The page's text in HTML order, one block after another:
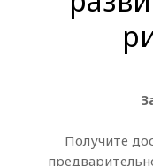
Получите